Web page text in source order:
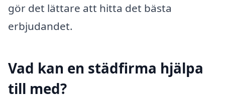
gör det lättare att hitta det bästa
erbjudandet.
Vad kan en städfirma hjälpa
till med?